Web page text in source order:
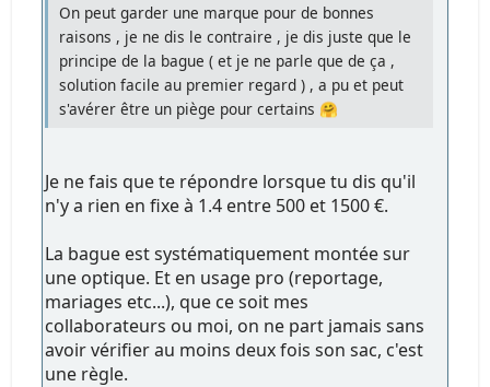
On peut garder une marque pour de bonnes
raisons , je ne dis le contraire , je dis juste que le
principe de la bague ( et je ne parle que de ça ,
solution facile au premier regard ) , a pu et peut
s'avérer être un piège pour certains 🤗
Je ne fais que te répondre lorsque tu dis qu'il
n'y a rien en fixe à 1.4 entre 500 et 1500 €.
La bague est systématiquement montée sur
une optique. Et en usage pro (reportage,
mariages etc...), que ce soit mes
collaborateurs ou moi, on ne part jamais sans
avoir vérifier au moins deux fois son sac, c'est
une règle.